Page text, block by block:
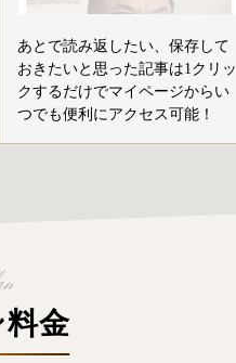
あとで読み返したい、保存して
おきたいと思った記事は1クリッ
クするだけでマイページからい
つでも便利にアクセス可能！
金